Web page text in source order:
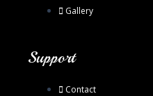
Gallery
Support
Contact